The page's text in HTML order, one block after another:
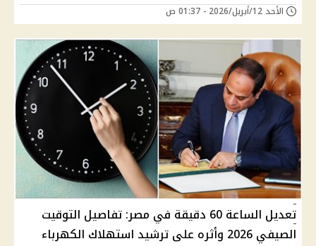
الأحد 12/أبريل/2026 - 01:37 ص
تعديل الساعة 60 دقيقة في مصر: تفاصيل التوقيت
الصيفي 2026 وأثره على ترشيد استهلاك الكهرباء